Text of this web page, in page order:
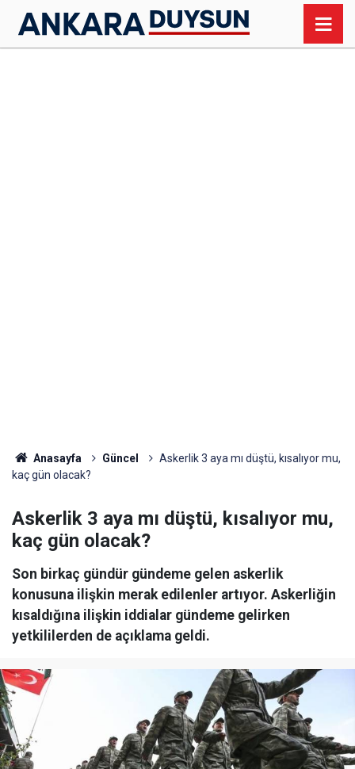
Anasayfa Güncel
Askerlik 3 aya mı düştü, kısalıyor mu,
kaç gün olacak?
Askerlik 3 aya mı düştü, kısalıyor mu,
kaç gün olacak?
Son birkaç gündür gündeme gelen askerlik
konusuna ilişkin merak edilenler artıyor. Askerliğin
kısaldığına ilişkin iddialar gündeme gelirken
yetkililerden de açıklama geldi.